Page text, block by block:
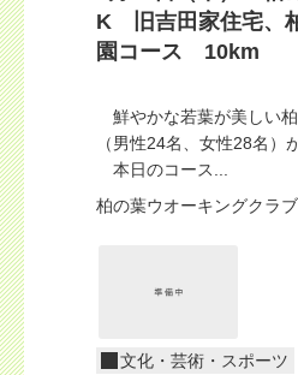
K 旧吉田家住宅、
園コース 10km
鮮やかな若葉が美しい
（男性24名、女性28名）
本日のコース...
柏の葉ウオーキングクラブ
文化・芸術・スポーツ